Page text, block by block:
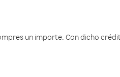
un importe. Con dicho